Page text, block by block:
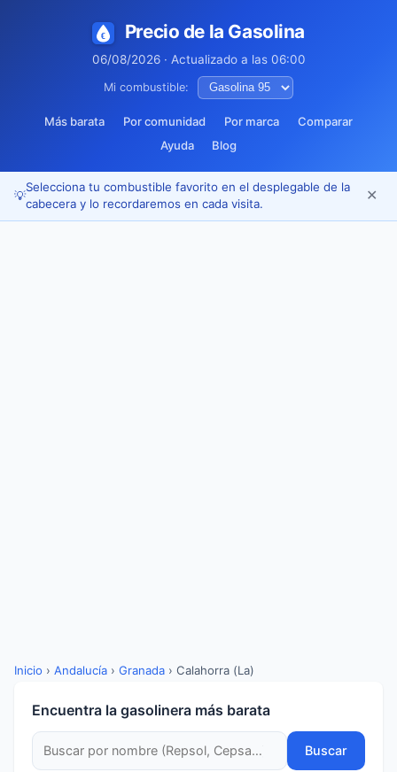
Precio de la Gasolina
06/08/2026 · Actualizado a las 06:00
Mi combustible:
Más barata Por comunidad Por marca
Comparar
Ayuda
Blog
💡
Selecciona tu combustible favorito en el desplegable de la
cabecera y lo recordaremos en cada visita.
✕
Inicio › Andalucía › Granada › Calahorra (La)
Encuentra la gasolinera más barata
Buscar